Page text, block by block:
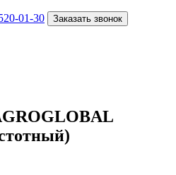
01-30 Заказать звонок